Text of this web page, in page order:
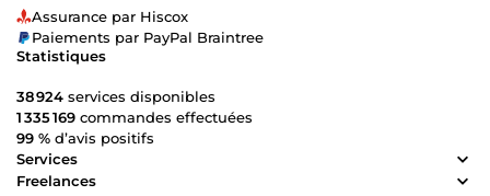
Assurance par Hiscox
Paiements par PayPal Braintree
Statistiques
38 924 services disponibles
1 335 169 commandes effectuées
99 % d’avis positifs
Services
Freelances